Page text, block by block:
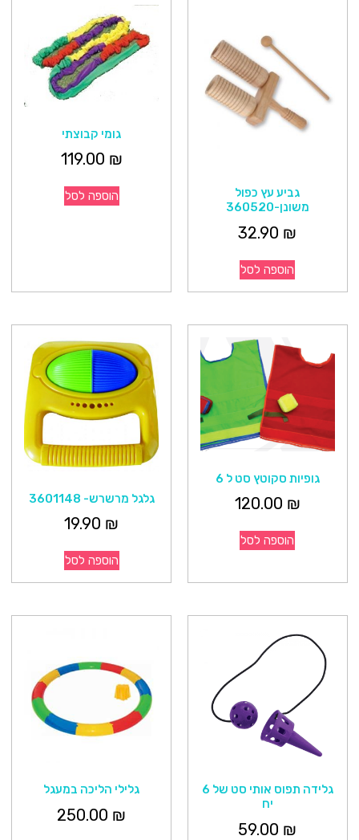
גביע עץ כפול
משונן-360520
32.90 ₪
הוספה לסל
גומי קבוצתי
119.00 ₪
הוספה לסל
גופיות סקוטץ סט ל 6
120.00 ₪
הוספה לסל
גלגל מרשרש- 3601148
19.90 ₪
הוספה לסל
גלידה תפוס אותי סט של 6
יח
59.00 ₪
גלילי הליכה במעגל
250.00 ₪